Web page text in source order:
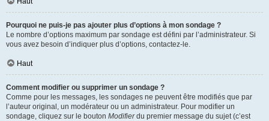
Pourquoi ne puis-je pas ajouter plus d’options à mon sondage ?
Le nombre d’options maximum par sondage est défini par l’administrateur. Si
vous avez besoin d’indiquer plus d’options, contactez-le.
Haut
Comment modifier ou supprimer un sondage ?
Comme pour les messages, les sondages ne peuvent être modifiés que par
l’auteur original, un modérateur ou un administrateur. Pour modifier un
sondage, cliquez sur le bouton Modifierdu premier message du sujet (c’est